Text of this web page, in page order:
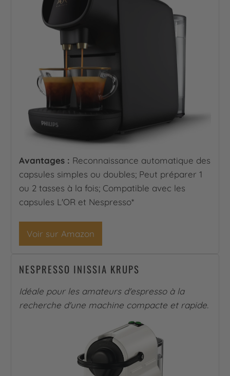
Avantages : Reconnaissance automatique des
capsules simples ou doubles; Peut préparer 1
ou 2 tasses à la fois; Compatible avec les
capsules L'OR et Nespresso*
Voir sur Amazon
NESPRESSO INISSIA KRUPS
Idéale pour les amateurs d'espresso à la
recherche d'une machine compacte et rapide.